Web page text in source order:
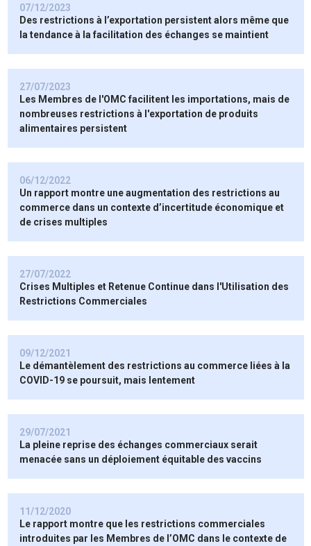
07/12/2023
Des restrictions à l’exportation persistent alors même que
la tendance à la facilitation des échanges se maintient
27/07/2023
Les Membres de l'OMC facilitent les importations, mais de
nombreuses restrictions à l'exportation de produits
alimentaires persistent
06/12/2022
Un rapport montre une augmentation des restrictions au
commerce dans un contexte d’incertitude économique et
de crises multiples
27/07/2022
Crises Multiples et Retenue Continue dans l'Utilisation des
Restrictions Commerciales
09/12/2021
Le démantèlement des restrictions au commerce liées à la
COVID-19 se poursuit, mais lentement
29/07/2021
La pleine reprise des échanges commerciaux serait
menacée sans un déploiement équitable des vaccins
11/12/2020
Le rapport montre que les restrictions commerciales
introduites par les Membres de l’OMC dans le contexte de